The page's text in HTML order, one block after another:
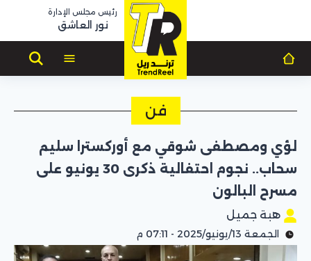
رئيس مجلس الإدارة
نور العاشق
فن
لؤي ومصطفى شوقي مع أوركسترا سليم
سحاب.. نجوم احتفالية ذكرى 30 يونيو على
مسرح البالون
هبة جميل
الجمعة 13/يونيو/2025 - 07:11 م